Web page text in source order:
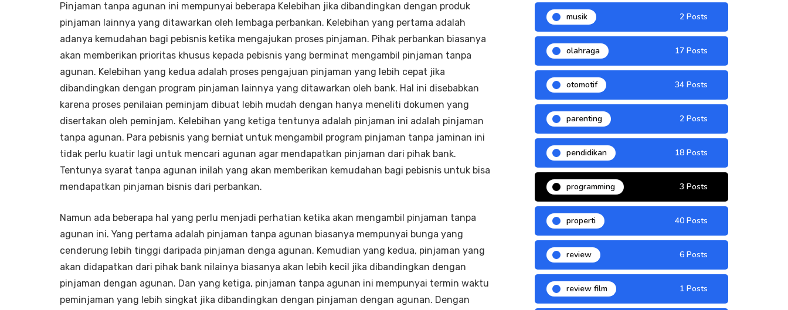
Pinjaman tanpa agunan ini mempunyai beberapa Kelebihan jika dibandingkan dengan produk
pinjaman lainnya yang ditawarkan oleh lembaga perbankan. Kelebihan yang pertama adalah
adanya kemudahan bagi pebisnis ketika mengajukan proses pinjaman. Pihak perbankan biasanya
akan memberikan prioritas khusus kepada pebisnis yang berminat mengambil pinjaman tanpa
agunan. Kelebihan yang kedua adalah proses pengajuan pinjaman yang lebih cepat jika
dibandingkan dengan program pinjaman lainnya yang ditawarkan oleh bank. Hal ini disebabkan
karena proses penilaian peminjam dibuat lebih mudah dengan hanya meneliti dokumen yang
disertakan oleh peminjam. Kelebihan yang ketiga tentunya adalah pinjaman ini adalah pinjaman
tanpa agunan. Para pebisnis yang berniat untuk mengambil program pinjaman tanpa jaminan ini
tidak perlu kuatir lagi untuk mencari agunan agar mendapatkan pinjaman dari pihak bank.
Tentunya syarat tanpa agunan inilah yang akan memberikan kemudahan bagi pebisnis untuk bisa
mendapatkan pinjaman bisnis dari perbankan.
Namun ada beberapa hal yang perlu menjadi perhatian ketika akan mengambil pinjaman tanpa
agunan ini. Yang pertama adalah pinjaman tanpa agunan biasanya mempunyai bunga yang
cenderung lebih tinggi daripada pinjaman denga agunan. Kemudian yang kedua, pinjaman yang
akan didapatkan dari pihak bank nilainya biasanya akan lebih kecil jika dibandingkan dengan
pinjaman dengan agunan. Dan yang ketiga, pinjaman tanpa agunan ini mempunyai termin waktu
peminjaman yang lebih singkat jika dibandingkan dengan pinjaman dengan agunan. Dengan
musik 2 Posts
olahraga 17 Posts
otomotif 34 Posts
parenting 2 Posts
pendidikan 18 Posts
programming 3 Posts
properti 40 Posts
review 6 Posts
review film 1 Posts